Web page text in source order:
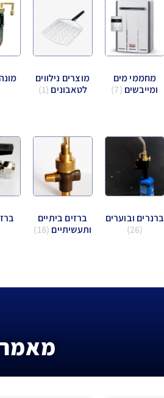
מחממי מים
ומייבשים (7)
מוצרים נילווים
לטאבונים (1)
ברנרים ובוערים
(26)
ברזים ביתיים
ותעשיתיים (18)